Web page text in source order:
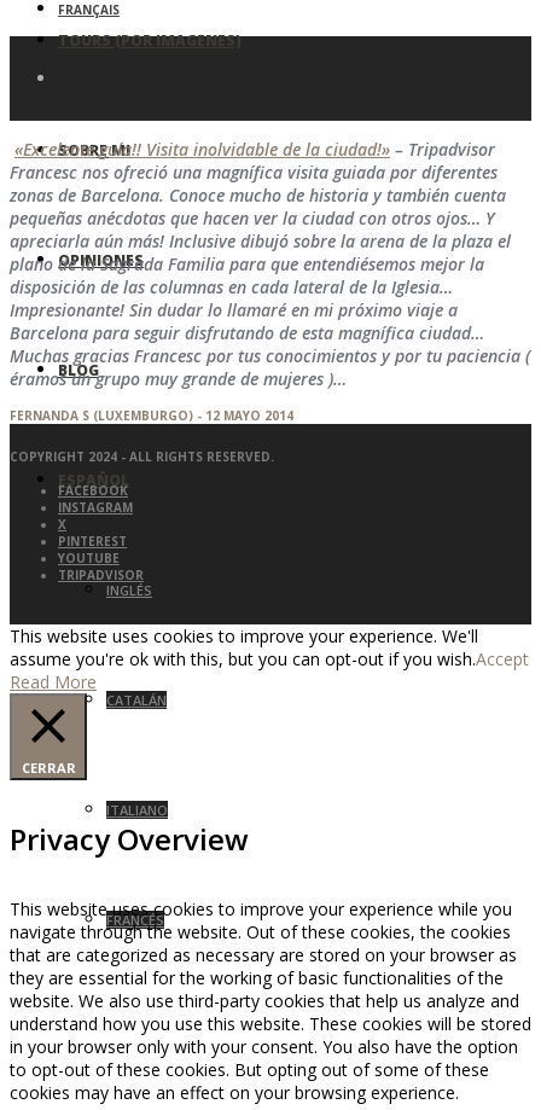
TOURS (POR IMAGENES)
SOBRE MI
OPINIONES
BLOG
ESPAÑOL
INGLÉS
CATALÁN
ITALIANO
FRANCÉS
FRANÇAIS
«Excelente guía!! Visita inolvidable de la ciudad!» – Tripadvisor
Francesc nos ofreció una magnífica visita guiada por diferentes
zonas de Barcelona. Conoce mucho de historia y también cuenta
pequeñas anécdotas que hacen ver la ciudad con otros ojos… Y
apreciarla aún más! Inclusive dibujó sobre la arena de la plaza el
plano de la Sagrada Familia para que entendiésemos mejor la
disposición de las columnas en cada lateral de la Iglesia…
Impresionante! Sin dudar lo llamaré en mi próximo viaje a
Barcelona para seguir disfrutando de esta magnífica ciudad…
Muchas gracias Francesc por tus conocimientos y por tu paciencia (
éramos un grupo muy grande de mujeres )…
FERNANDA S (LUXEMBURGO) - 12 MAYO 2014
COPYRIGHT 2024 - ALL RIGHTS RESERVED.
FACEBOOK
INSTAGRAM
X
PINTEREST
YOUTUBE
TRIPADVISOR
This website uses cookies to improve your experience. We'll
assume you're ok with this, but you can opt-out if you wish.Accept
Read More
CERRAR
Privacy Overview
This website uses cookies to improve your experience while you
navigate through the website. Out of these cookies, the cookies
that are categorized as necessary are stored on your browser as
they are essential for the working of basic functionalities of the
website. We also use third-party cookies that help us analyze and
understand how you use this website. These cookies will be stored
in your browser only with your consent. You also have the option
to opt-out of these cookies. But opting out of some of these
cookies may have an effect on your browsing experience.